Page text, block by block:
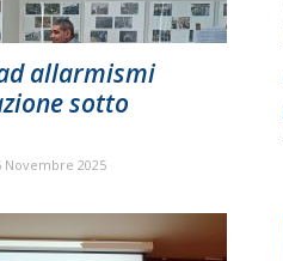
allarmismi
sotto
Novembre 2025